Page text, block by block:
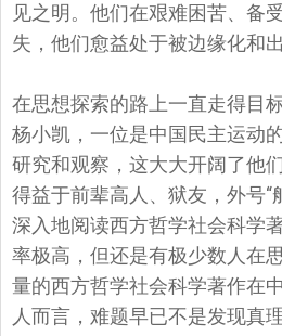
见之明。 他们在艰难困苦、备
失， 他们愈益处于被边缘化和
在思想探索的路上一直走得目
杨小凯， 一位是中国民主运动
研究和观察，这大大开阔了他
得益于前辈高人、狱友，外号“
深入地阅读西方哲学社会科学著
率极高，但还是有极少数人在
量的西方哲学社会科学著作在
人而言， 难题早已不是发现真